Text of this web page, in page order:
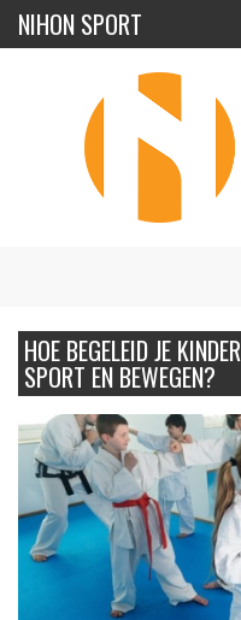
NIHON SPORT
HOE BEGELEID JE
SPORT EN BEWEGEN?